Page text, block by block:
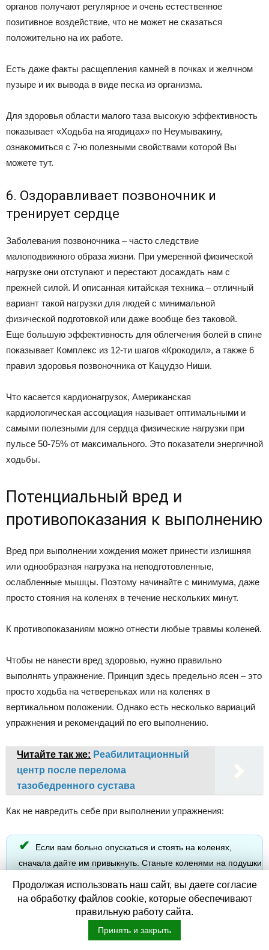
органов получают регулярное и очень естественное
позитивное воздействие, что не может не сказаться
положительно на их работе.
Есть даже факты расщепления камней в почках и желчном
пузыре и их вывода в виде песка из организма.
Для здоровья области малого таза высокую эффективность
показывает «Ходьба на ягодицах» по Неумывакину,
ознакомиться с 7-ю полезными свойствами которой Вы
можете тут.
6. Оздоравливает позвоночник и
тренирует сердце
Заболевания позвоночника – часто следствие
малоподвижного образа жизни. При умеренной физической
нагрузке они отступают и перестают досаждать нам с
прежней силой. И описанная китайская техника – отличный
вариант такой нагрузки для людей с минимальной
физической подготовкой или даже вообще без таковой.
Еще большую эффективность для облегчения болей в спине
показывает Комплекс из 12-ти шагов «Крокодил», а также 6
правил здоровья позвоночника от Кацудзо Ниши.
Что касается кардионагрузок, Американская
кардиологическая ассоциация называет оптимальными и
самыми полезными для сердца физические нагрузки при
пульсе 50-75% от максимального. Это показатели энергичной
ходьбы.
Потенциальный вред и
противопоказания к выполнению
Вред при выполнении хождения может принести излишняя
или однообразная нагрузка на неподготовленные,
ослабленные мышцы. Поэтому начинайте с минимума, даже
просто стояния на коленях в течение нескольких минут.
К противопоказаниям можно отнести любые травмы коленей.
Чтобы не нанести вред здоровью, нужно правильно
выполнять упражнение. Принцип здесь предельно ясен – это
просто ходьба на четвереньках или на коленях в
вертикальном положении. Однако есть несколько вариаций
упражнения и рекомендаций по его выполнению.
Читайте так же: Реабилитационный
центр после перелома
тазобедренного сустава
Как не навредить себе при выполнении упражнения:
Если вам больно опускаться и стоять на коленях,
сначала дайте им привыкнуть. Станьте коленями на подушки
просто постойте так, сколько выдержите. Следующий шаг –
убирайте подушки и начинайте движение. В первые дни
делайте хотя бы два-три шага, ежедневно прибавляйте по
столько же. «Золотое сечение», по утверждению медиков, –
400 шагов в день.
Продолжая использовать наш сайт, вы даете согласие
на обработку файлов cookie, которые обеспечивают
правильную работу сайта.
Принять и закрыть